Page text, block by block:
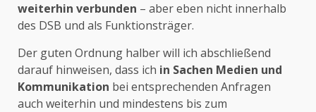
weiterhin verbunden – aber eben nicht innerhalb
des DSB und als Funktionsträger.
Der guten Ordnung halber will ich abschließend
darauf hinweisen, dass ich in Sachen Medien und
Kommunikation bei entsprechenden Anfragen
auch weiterhin und mindestens bis zum